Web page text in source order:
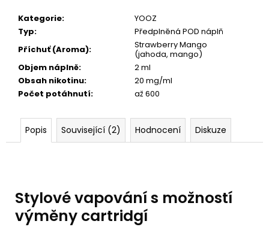
Kategorie:
YOOZ
Typ:
Předplněná POD náplň
Příchuť (Aroma):
Strawberry Mango
(jahoda, mango)
Objem náplně:
2 ml
Obsah nikotinu:
20 mg/ml
Počet potáhnutí: až 600
Popis Související (2) Hodnocení Diskuze
Stylové vapování s možností
výměny cartridgí
LIO
POD
SUMMER
MIX
59
Kč
Původně:
99